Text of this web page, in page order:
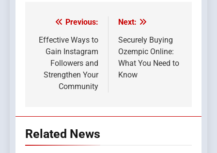
Post
navigation
Previous:
Effective Ways to
Gain Instagram
Followers and
Strengthen Your
Community
Next:
Securely Buying
Ozempic Online:
What You Need to
Know
Related News